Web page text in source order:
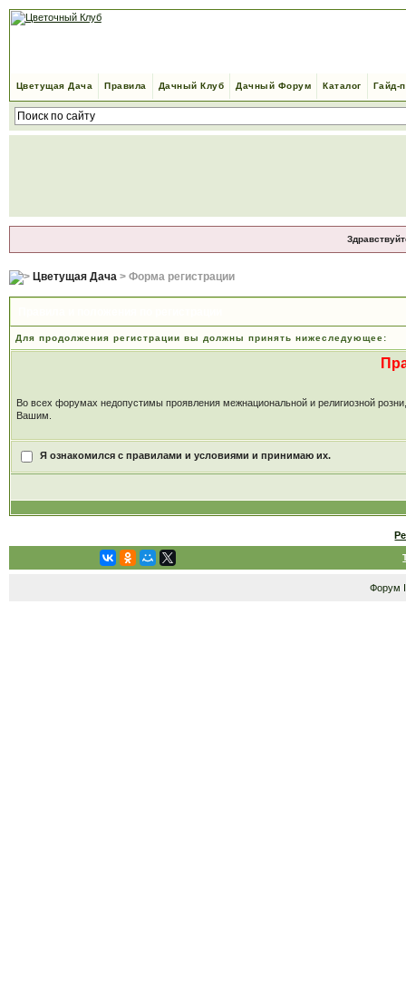
Цветущая Дача Правила Дачный Клуб Дачный Форум Каталог Гайд-
Цветущая Дача> Форма регистрации
Для продолжения регистрации вы должны принять нижеследующее:
Во всех форумах недопустимы проявления межнациональной и религиозной
Вашим.
Я ознакомился с правилами и условиями и принимаю их.
Форум